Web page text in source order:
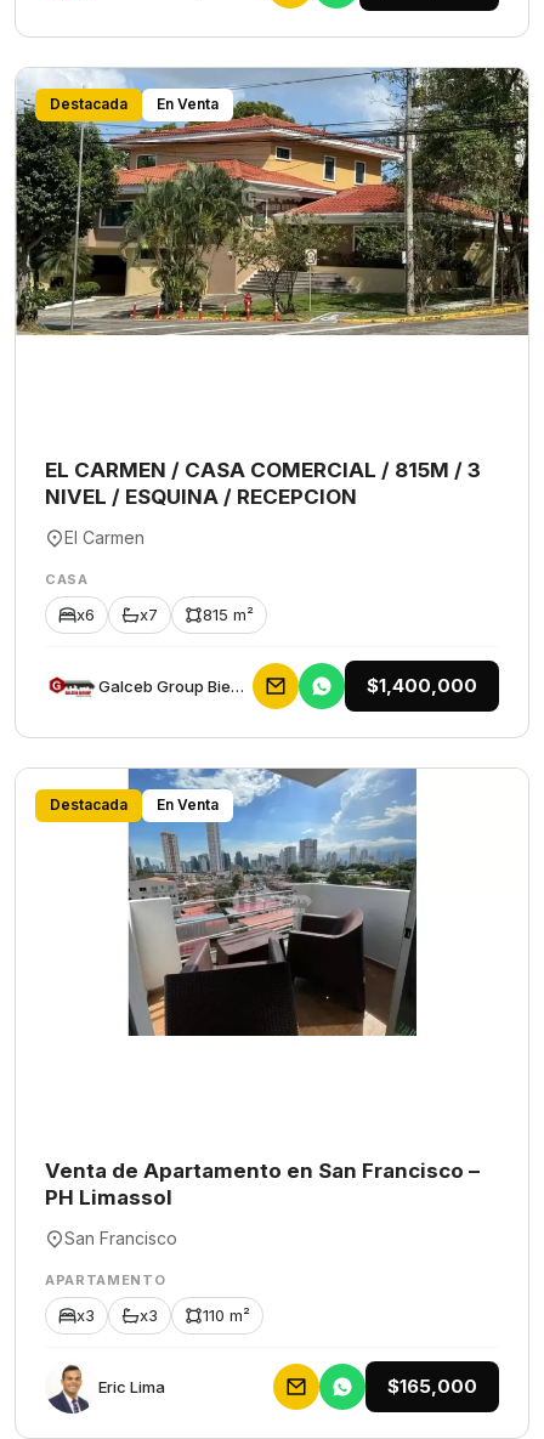
Destacada En Venta
EL CARMEN / CASA COMERCIAL / 815M / 3
NIVEL / ESQUINA / RECEPCION
El Carmen
CASA
x6 x7 815 m²
Galceb Group Bienes Raices $1,400,000
Destacada En Venta
Venta de Apartamento en San Francisco –
PH Limassol
San Francisco
APARTAMENTO
x3 x3 110 m²
Eric Lima $165,000